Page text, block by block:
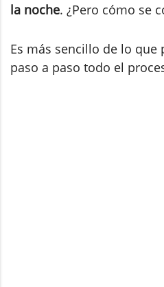
la noche. ¿Pero cómo se
Es más sencillo de lo que
paso a paso todo el